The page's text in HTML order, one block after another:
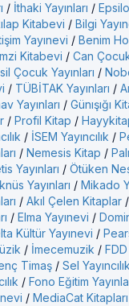
/ İthaki Yayınları /
Kitabevi / Bilgi
Yayınevi / Benim
Kitabevi / Can
Çocuk Yayınları /
/ TÜBİTAK Yayınları /
Yayınları / Günışığı
/ Profil Kitap /
/ İSEM Yayıncılık /
/ Nemesis Kitap /
Yayınları / Ötüken
Yayınları / Mikado
/ Akıl Çelen Kitaplar /
/ Elma Yayınevi /
Kültür Yayınevi /
/ İmecemuzik / FDD
Timaş / Sel Yayıncılık
/ Fono Eğitim
/ MediaCat Kitapları